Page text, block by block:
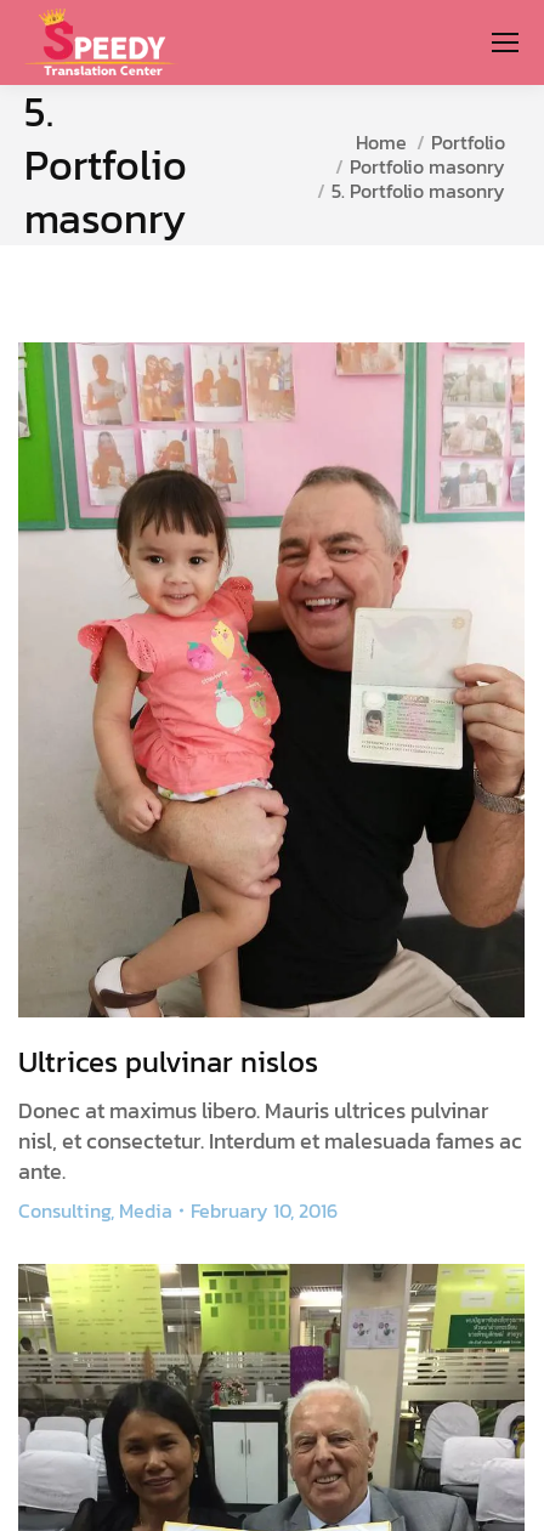
5.
Portfolio
masonry
Home
Portfolio
Portfolio masonry
5. Portfolio masonry
Ultrices pulvinar nislos
Donec at maximus libero. Mauris ultrices pulvinar
nisl, et consectetur. Interdum et malesuada fames ac
ante.
Consulting, Media February 10, 2016